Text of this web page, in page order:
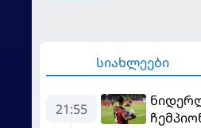
სიახლეები
21:55